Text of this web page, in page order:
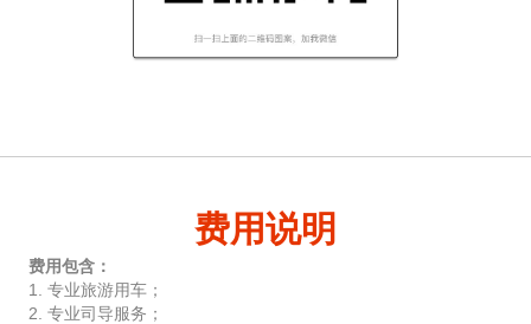
费用说明
费用包含：
1. 专业旅游用车；
2. 专业司导服务；